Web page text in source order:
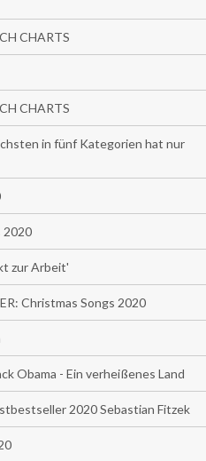
CHARTS
CHARTS
in fünf Kategorien hat nur
2020
zur Arbeit'
Christmas Songs 2020
Obama - Ein verheißenes Land
2020 Sebastian Fitzek